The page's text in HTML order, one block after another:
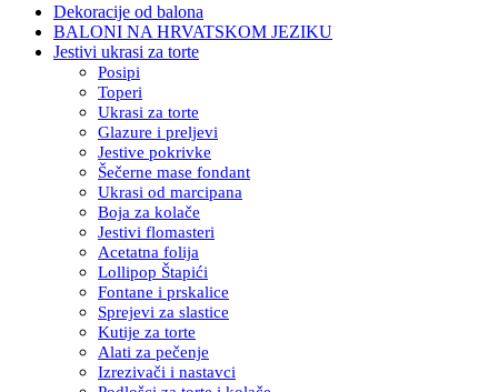
Dekoracije od balona
BALONI NA HRVATSKOM JEZIKU
Jestivi ukrasi za torte
Posipi
Toperi
Ukrasi za torte
Glazure i preljevi
Jestive pokrivke
Šečerne mase fondant
Ukrasi od marcipana
Boja za kolače
Jestivi flomasteri
Acetatna folija
Lollipop Štapići
Fontane i prskalice
Sprejevi za slastice
Kutije za torte
Alati za pečenje
Izrezivači i nastavci